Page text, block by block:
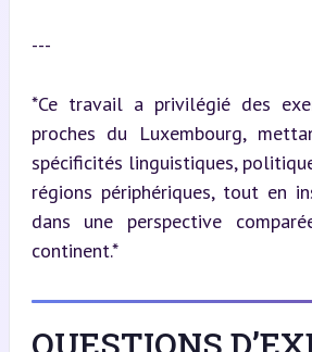
---
*Ce travail a privilégié des
proches du Luxembourg,
spécificités linguistiques,
régions périphériques, tout en
dans une perspective
continent.*